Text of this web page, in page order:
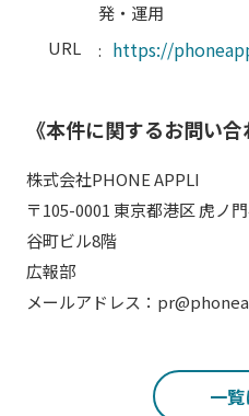
発・運用
URL
: https://
《本件に関するお問い合
株式会社PHONE APPLI
〒105-0001 東京都港区 虎ノ
谷町ビル8階
広報部
メールアドレス：
一